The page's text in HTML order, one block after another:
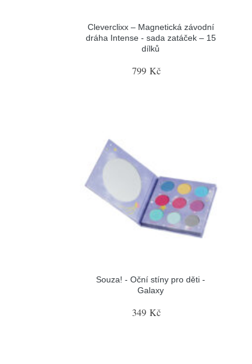
Cleverclixx – Magnetická závodní
dráha Intense - sada zatáček – 15
dílků
799 Kč
Souza! - Oční stíny pro děti -
Galaxy
349 Kč